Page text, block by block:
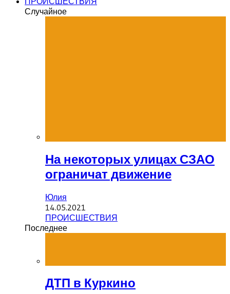
Случайное
На некоторых улицах СЗАО
ограничат движение
Юлия
14.05.2021
ПРОИСШЕСТВИЯ
Последнее
ДТП в Куркино